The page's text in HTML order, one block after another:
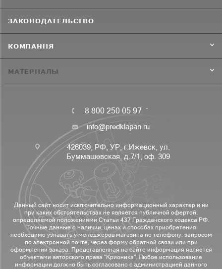
ЗАКОНОДАТЕЛЬСТВО
КОМПАНИЯ
МАТЕРИАЛЫ
8 800 250 05 97
info@predklapan.ru
426039, РФ, УР, г.Ижевск, ул.
Буммашевская, д.7/1, оф. 309
Данный сайт носит исключительно информационный характер и ни
при каких обстоятельствах не является публичной офертой,
определяемой положениями Статьи 437 Гражданского кодекса РФ.
Точные данные о наличии, ценах и способах приобретения
необходимо узнавать у менеджеров магазина по телефону, запросом
по электронной почте, через форму обратной связи или при
оформлении заказа. Представленная на сайте информация является
объектами авторского права "Крионика". Любое использование
информации должно быть согласовано с администрацией данного